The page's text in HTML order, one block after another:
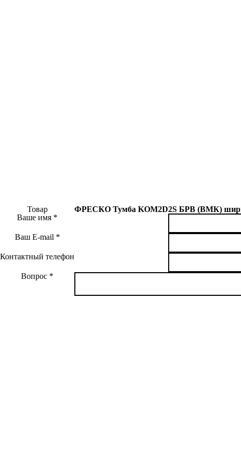
Товар
ФРЕСКО Тумба KOM2D2S БРВ (ВМК)
Ваше имя
Ваш E-mail
Контактный телефон
Вопрос